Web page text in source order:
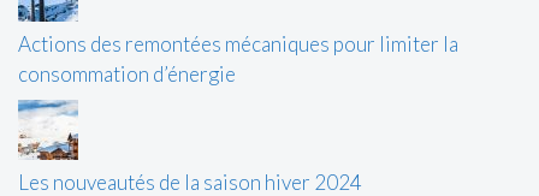
Actions des remontées mécaniques pour limiter la
consommation d’énergie
Les nouveautés de la saison hiver 2024